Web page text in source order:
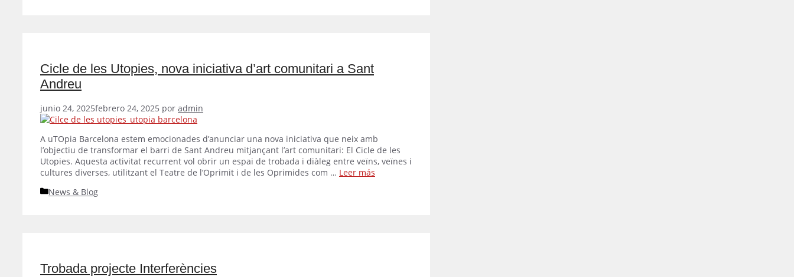
Cicle de les Utopies, nova iniciativa d’art comunitari a Sant
Andreu
junio 24, 2025febrero 24, 2025 por admin
A uTOpia Barcelona estem emocionades d’anunciar una nova iniciativa que neix amb
l’objectiu de transformar el barri de Sant Andreu mitjançant l’art comunitari: El Cicle de les
Utopies. Aquesta activitat recurrent vol obrir un espai de trobada i diàleg entre veïns, veïnes i
cultures diverses, utilitzant el Teatre de l’Oprimit i de les Oprimides com … Leer más
Categorías
News & Blog
Trobada projecte Interferències